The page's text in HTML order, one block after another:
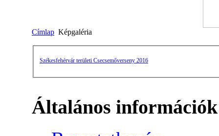
Címlap Képgaléria
Székesfehérvár területi Csecsemőverseny 2016
Általános információk